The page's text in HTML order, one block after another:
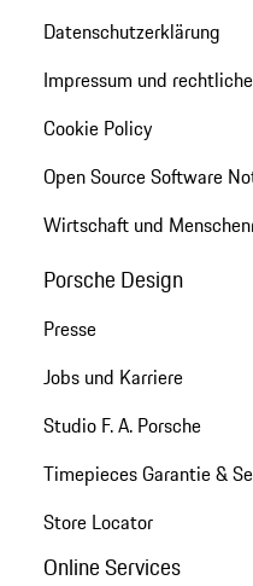
Datenschutzerklärung
Impressum und
Cookie Policy
Open Source Software
Wirtschaft und
Porsche Design
Presse
Jobs und Karriere
Studio F. A. Porsche
Timepieces Garantie &
Store Locator
Online Services